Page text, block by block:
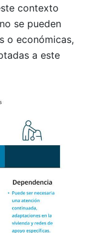
contexto
se pueden
o económicas,
a este